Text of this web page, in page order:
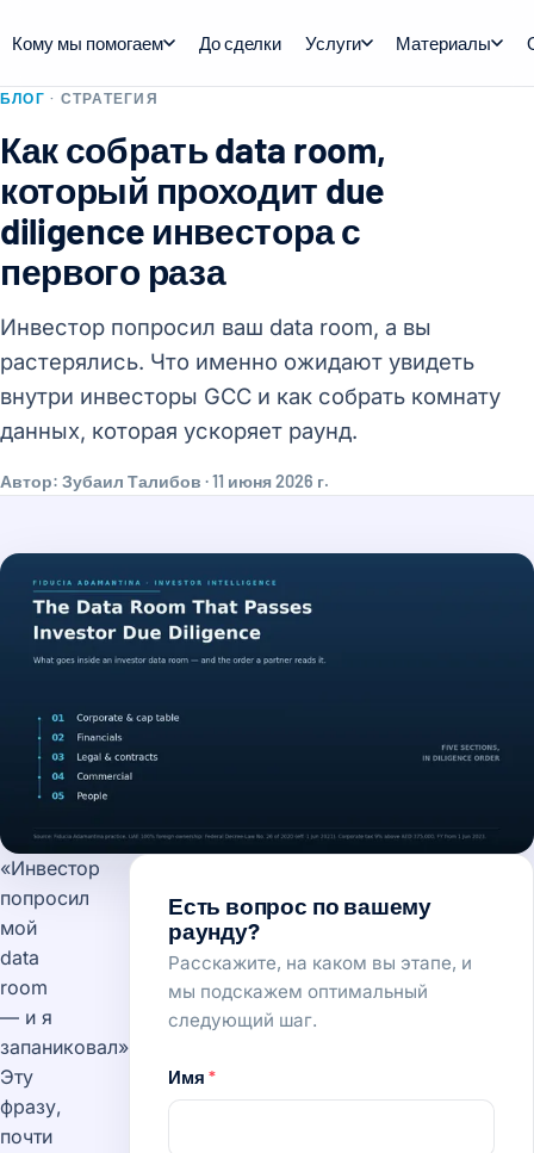
Кому мы помогаем До сделки Услуги Материалы
БЛОГ · СТРАТЕГИЯ
Как собрать data room,
который проходит due
diligence инвестора с
первого раза
Инвестор попросил ваш data room, а вы
растерялись. Что именно ожидают увидеть
внутри инвесторы GCC и как собрать комнату
данных, которая ускоряет раунд.
Автор: Зубаил Талибов · 11 июня 2026 г.
«Инвестор
попросил
мой
data
room
— и я
запаниковал».
Эту
фразу,
почти
Есть вопрос по вашему
раунду?
Расскажите, на каком вы этапе, и
мы подскажем оптимальный
следующий шаг.
Имя *